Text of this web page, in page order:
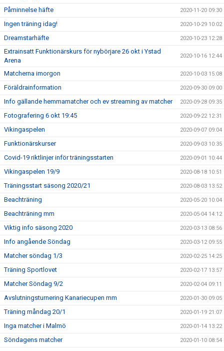
Påminnelse häfte 2020-11-20 09:30
Ingen träning idag! 2020-10-29 10:02
Dreamstarhäfte 2020-10-23 12:28
Extrainsatt Funktionärskurs för nybörjare 26 okt i Ystad
Arena
2020-10-16 12:44
Matcherna imorgon 2020-10-03 15:08
Föräldrainformation 2020-09-30 09:00
Info gällande hemmamatcher och ev streaming av matcher 2020-09-28 09:35
Fotografering 6 okt 19:45 2020-09-22 12:31
Vikingaspelen 2020-09-07 09:04
Funktionärskurser 2020-09-03 10:35
Covid-19 riktlinjer inför träningsstarten 2020-09-01 10:44
Vikingaspelen 19/9 2020-08-18 10:51
Träningsstart säsong 2020/21 2020-08-03 13:52
Beachträning 2020-05-20 10:04
Beachträning mm 2020-05-04 14:12
Viktig info säsong 2020 2020-03-13 08:56
Info angående Söndag 2020-03-12 09:55
Matcher söndag 1/3 2020-02-25 14:25
Träning Sportlovet 2020-02-17 13:57
Matcher Söndag 9/2 2020-02-04 09:11
Avslutningsturnering Kanariecupen mm 2020-01-30 09:05
Träning måndag 20/1 2020-01-19 21:07
Inga matcher i Malmö 2020-01-14 13:22
Söndagens matcher 2020-01-10 08:54